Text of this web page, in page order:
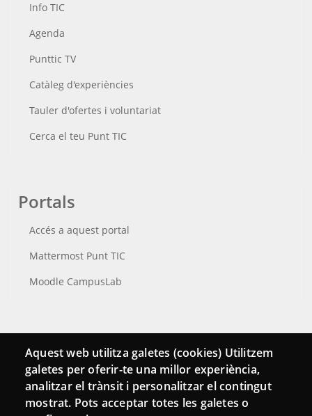
Info TIC
Agenda
Punttic TV
Catàleg d'experiències
Tauler d'ofertes i voluntariat
Cerca el teu Punt TIC
Portals
Accés a aquest portal
Mattermost Punt TIC
Moodle CampusLab
Connecta
Bustia de contacte
Butlletins
Aquest web utilitza galetes (cookies) Utilitzem
galetes per oferir-te una millor experiència,
analitzar el trànsit i personalitzar el contingut
mostrat. Pots acceptar totes les galetes o